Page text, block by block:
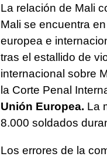
La relación de Mali
Mali se encuentra
europea e
tras el estallido de
internacional sobre
la Corte Penal
Unión Europea. La
8.000 soldados
Los errores de la